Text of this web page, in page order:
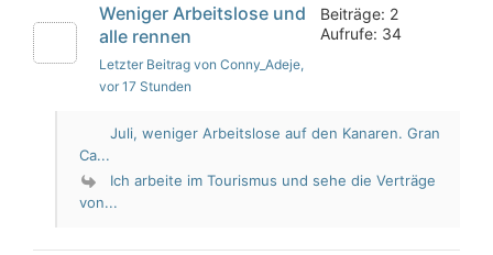
Weniger Arbeitslose und
alle rennen
Letzter Beitrag von Conny_Adeje,
vor 17 Stunden
Beiträge: 2
Aufrufe: 34
Juli, weniger Arbeitslose auf den Kanaren. Gran
Ca...
Ich arbeite im Tourismus und sehe die Verträge
von...